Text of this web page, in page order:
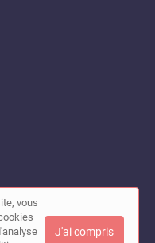
2026 |
vous
J'ai compris